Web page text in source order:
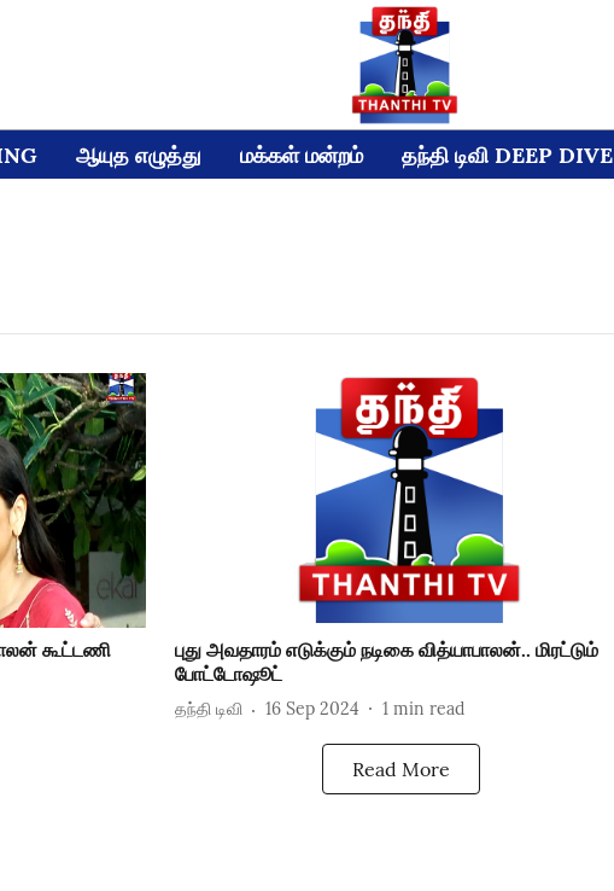
ஆயுத எழுத்து மக்கள் மன்றம் தந்தி டிவி DEEP DIVE
கூட்டணி
புது அவதாரம் எடுக்கும் நடிகை வித்யாபாலன்.. மிரட்டும்
போட்டோஷூட்
தந்தி டிவி 16 Sep 2024 1 min read
Read More